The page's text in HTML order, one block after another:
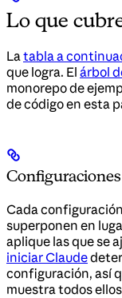
Lo que
Latabla a
que logra. El árbol
monorepo de
de código en esta
Cada
superponen en
aplique las que se
iniciar Claude
configuración, así
muestra todos